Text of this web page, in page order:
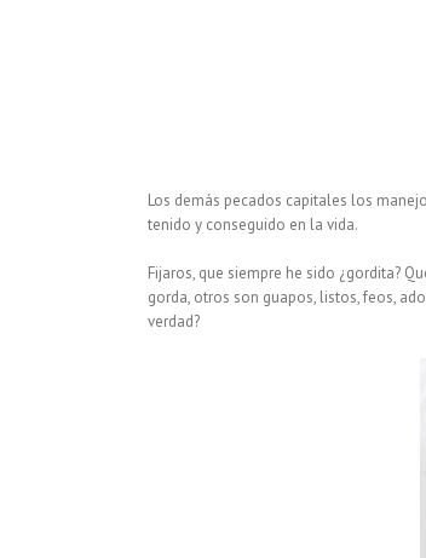
Los demás pecados capitales los
tenido y conseguido en la vida.
Fijaros, que siempre he sido ¿gordita?
gorda, otros son guapos, listos, feos,
verdad?